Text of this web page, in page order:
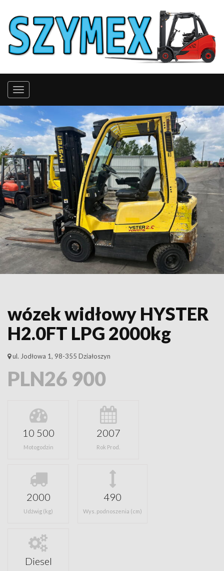
wózek widłowy HYSTER
H2.0FT LPG 2000kg
ul. Jodłowa 1, 98-355 Działoszyn
PLN26 900
10 500
Motogodzin
2007
Rok Prod.
2000
Udźwig (kg)
490
Wys. podnoszenia (cm)
Diesel